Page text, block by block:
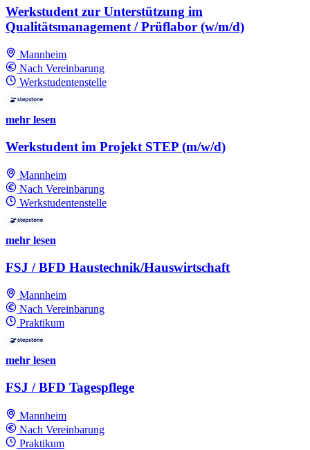
Werkstudent zur Unterstützung im
Qualitätsmanagement / Prüflabor (w/m/d)
Mannheim
Nach Vereinbarung
Werkstudentenstelle
mehr lesen
Werkstudent im Projekt STEP (m/w/d)
Mannheim
Nach Vereinbarung
Werkstudentenstelle
mehr lesen
FSJ / BFD Haustechnik/Hauswirtschaft
Mannheim
Nach Vereinbarung
Praktikum
mehr lesen
FSJ / BFD Tagespflege
Mannheim
Nach Vereinbarung
Praktikum